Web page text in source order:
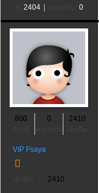
2404 0
800
0
2410
VIP Fsaya
2410